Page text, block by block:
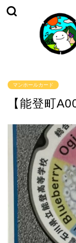
マンホールカード
【能登町